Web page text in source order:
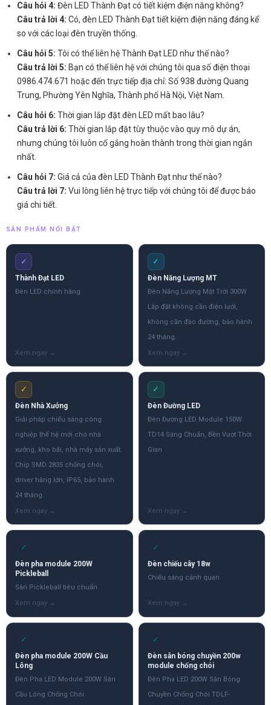
Câu hỏi 4: Đèn LED Thành Đạt có tiết kiệm điện năng không?
Câu trả lời 4: Có, đèn LED Thành Đạt tiết kiệm điện năng đáng kể
so với các loại đèn truyền thống.
Câu hỏi 5: Tôi có thể liên hệ Thành Đạt LED như thế nào?
Câu trả lời 5: Bạn có thể liên hệ với chúng tôi qua số điện thoại
0986.474.671 hoặc đến trực tiếp địa chỉ: Số 938 đường Quang
Trung, Phường Yên Nghĩa, Thành phố Hà Nội, Việt Nam.
Câu hỏi 6: Thời gian lắp đặt đèn LED mất bao lâu?
Câu trả lời 6: Thời gian lắp đặt tùy thuộc vào quy mô dự án,
nhưng chúng tôi luôn cố gắng hoàn thành trong thời gian ngắn
nhất.
Câu hỏi 7: Giá cả của đèn LED Thành Đạt như thế nào?
Câu trả lời 7: Vui lòng liên hệ trực tiếp với chúng tôi để được báo
giá chi tiết.
SẢN PHẨM NỔI BẬT
✓
Thành Đạt LED
Đèn LED chính hãng
✓
Đèn Năng Lượng MT
Đèn Năng Lượng Mặt Trời 300W
Lắp đặt không cần điện lưới,
không cần đào đường, bảo hành
24 tháng.
✓
Đèn Nhà Xưởng
Giải pháp chiếu sáng công
nghiệp thế hệ mới cho nhà
xưởng, kho bãi, nhà máy sản xuất.
Chip SMD 2835 chống chói,
driver hãng lớn, IP65, bảo hành
24 tháng.
✓
Đèn Đường LED
Đèn Đường LED Module 150W
TD14 Sáng Chuẩn, Bền Vượt Thời
Gian
✓
Đèn pha module 200W
Pickleball
Sân Pickleball tiêu chuẩn
✓
Đèn chiếu cây 18w
Chiếu sáng cảnh quan
✓
Đèn pha module 200W Cầu
Lông
Đèn Pha LED Module 200W Sân
Cầu Lông Chống Chói
✓
Đèn sân bóng chuyền 200w
module chống chói
Đèn Pha LED 200W Sân Bóng
Chuyền Chống Chói TDLF-